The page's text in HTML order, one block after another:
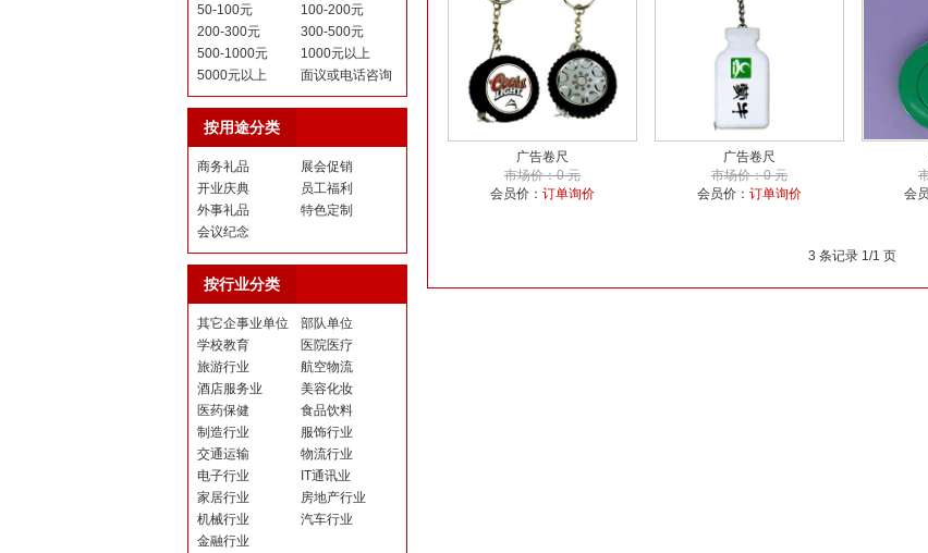
50-100元
100-200元
200-300元
300-500元
500-1000元
1000元以上
5000元以上
面议或电话咨询
按用途分类
商务礼品
展会促销
开业庆典
员工福利
外事礼品
特色定制
会议纪念
按行业分类
其它企事业单位
部队单位
学校教育
医院医疗
旅游行业
航空物流
酒店服务业
美容化妆
医药保健
食品饮料
制造行业
服饰行业
交通运输
物流行业
电子行业
IT通讯业
家居行业
房地产行业
机械行业
汽车行业
金融行业
广告卷尺
市场价：0 元
会员价： 订单询价
广告卷尺
市场价：0 元
会员价： 订单询价
会
3 条记录 1/1 页